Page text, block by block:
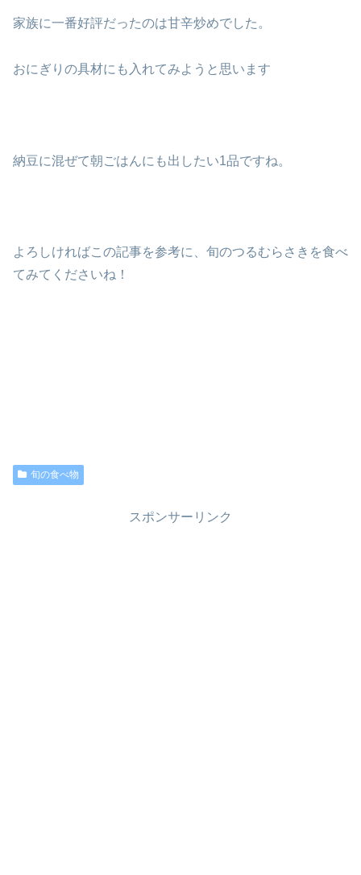
家族に一番好評だったのは甘辛炒めでした。
おにぎりの具材にも入れてみようと思います
納豆に混ぜて朝ごはんにも出したい1品ですね。
よろしければこの記事を参考に、旬のつるむらさきを食べ
てみてくださいね！
旬の食べ物
スポンサーリンク